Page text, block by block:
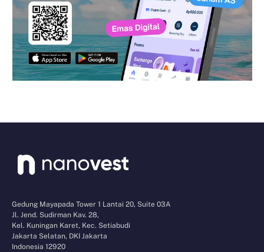
Gedung Mayapada Tower 1 Lantai 20, Suite 03A
Jl. Jend. Sudirman Kav. 28,
Kel. Kuningan Karet, Kec. Setiabudi
Jakarta Selatan, DKI Jakarta
Indonesia 12920